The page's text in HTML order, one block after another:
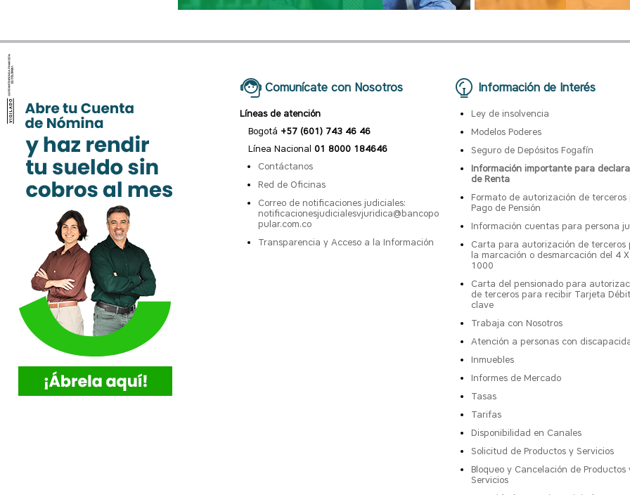
Comunícate con Nosotros
Líneas de atención
Bogotá +57 (601) 743 46 46
Línea Nacional 01 8000 184646
Contáctanos
Red de Oficinas
Correo de notificaciones judiciales:
notificacionesjudicialesvjuridica@bancopo
pular.com.co
Transparencia y Acceso a la Información
Información de Interés
Ley de insolvencia
Modelos Poderes
Seguro de Depósitos Fogafín
Información importante para
de Renta
Formato de autorización de terceros
Pago de Pensión
Información cuentas para persona
Carta para autorización de terceros
la marcación o desmarcación del 4 X
1000
Carta del pensionado para
de terceros para recibir Tarjeta
clave
Trabaja con Nosotros
Atención a personas con
Inmuebles
Informes de Mercado
Tasas
Tarifas
Disponibilidad en Canales
Solicitud de Productos y Servicios
Bloqueo y Cancelación de Productos
Servicios